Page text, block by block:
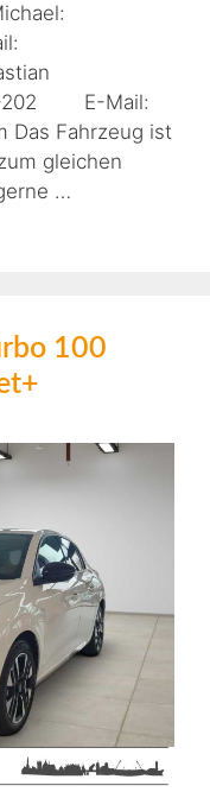
Michael:
202 E-Mail:
Das Fahrzeug ist
gleichen
…
100